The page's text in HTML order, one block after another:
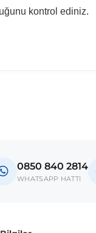
kontrol ediniz.
ve kasa tipleri
0850 840 2814
WHATSAPP HATTI